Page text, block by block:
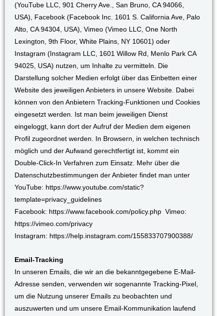
(YouTube LLC, 901 Cherry Ave., San Bruno, CA 94066,
USA), Facebook (Facebook Inc. 1601 S. California Ave, Palo
Alto, CA 94304, USA), Vimeo (Vimeo LLC, One North
Lexington, 9th Floor, White Plains, NY 10601) oder
Instagram (Instagram LLC, 1601 Willow Rd, Menlo Park CA
94025, USA) nutzen, um Inhalte zu vermitteln. Die
Darstellung solcher Medien erfolgt über das Einbetten einer
Website des jeweiligen Anbieters in unsere Website. Dabei
können von den Anbietern Tracking-Funktionen und Cookies
eingesetzt werden. Ist man beim jeweiligen Dienst
eingeloggt, kann dort der Aufruf der Medien dem eigenen
Profil zugeordnet werden. In Browsern, in welchen technisch
möglich und der Aufwand gerechtfertigt ist, kommt ein
Double-Click-In Verfahren zum Einsatz. Mehr über die
Datenschutzbestimmungen der Anbieter findet man unter
YouTube: https://www.youtube.com/static?
template=privacy_guidelines
Facebook: https://www.facebook.com/policy.php Vimeo:
https://vimeo.com/privacy
Instagram: https://help.instagram.com/155833707900388/
Email-Tracking
In unseren Emails, die wir an die bekanntgegebene E-Mail-
Adresse senden, verwenden wir sogenannte Tracking-Pixel,
um die Nutzung unserer Emails zu beobachten und
auszuwerten und um unsere Email-Kommunikation laufend